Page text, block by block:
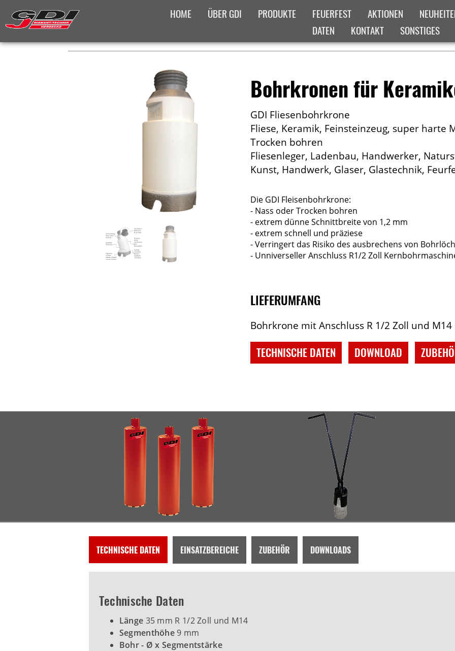
HOME ÜBER GDI PRODUKTE FEUERFEST AKTIONEN
DATEN
KONTAKT
SONSTIGES
PRODUKTÜBERSICHT
Bohrkronen für
GDI Fliesenbohrkrone
Fliese, Keramik, Feinsteinzeug, super harte
Trocken bohren
Fliesenleger, Ladenbau, Handwerker,
Kunst, Handwerk, Glaser, Glastechnik,
Die GDI Fleisenbohrkrone:
- Nass oder Trocken bohren
- extrem dünne Schnittbreite von 1,2 mm
- extrem schnell und präziese
- Verringert das Risiko des ausbrechens von
- Unniverseller Anschluss R1/2 Zoll
LIEFERUMFANG
Bohrkrone mit Anschluss R 1/2 Zoll und M14
TECHNISCHE DATEN DOWNLOAD
TECHNISCHE DATEN EINSATZBEREICHE ZUBEHÖR DOWNLOADS
Technische Daten
Länge 35 mm R 1/2 Zoll und M14
Segmenthöhe 9 mm
Bohr - Ø x Segmentstärke